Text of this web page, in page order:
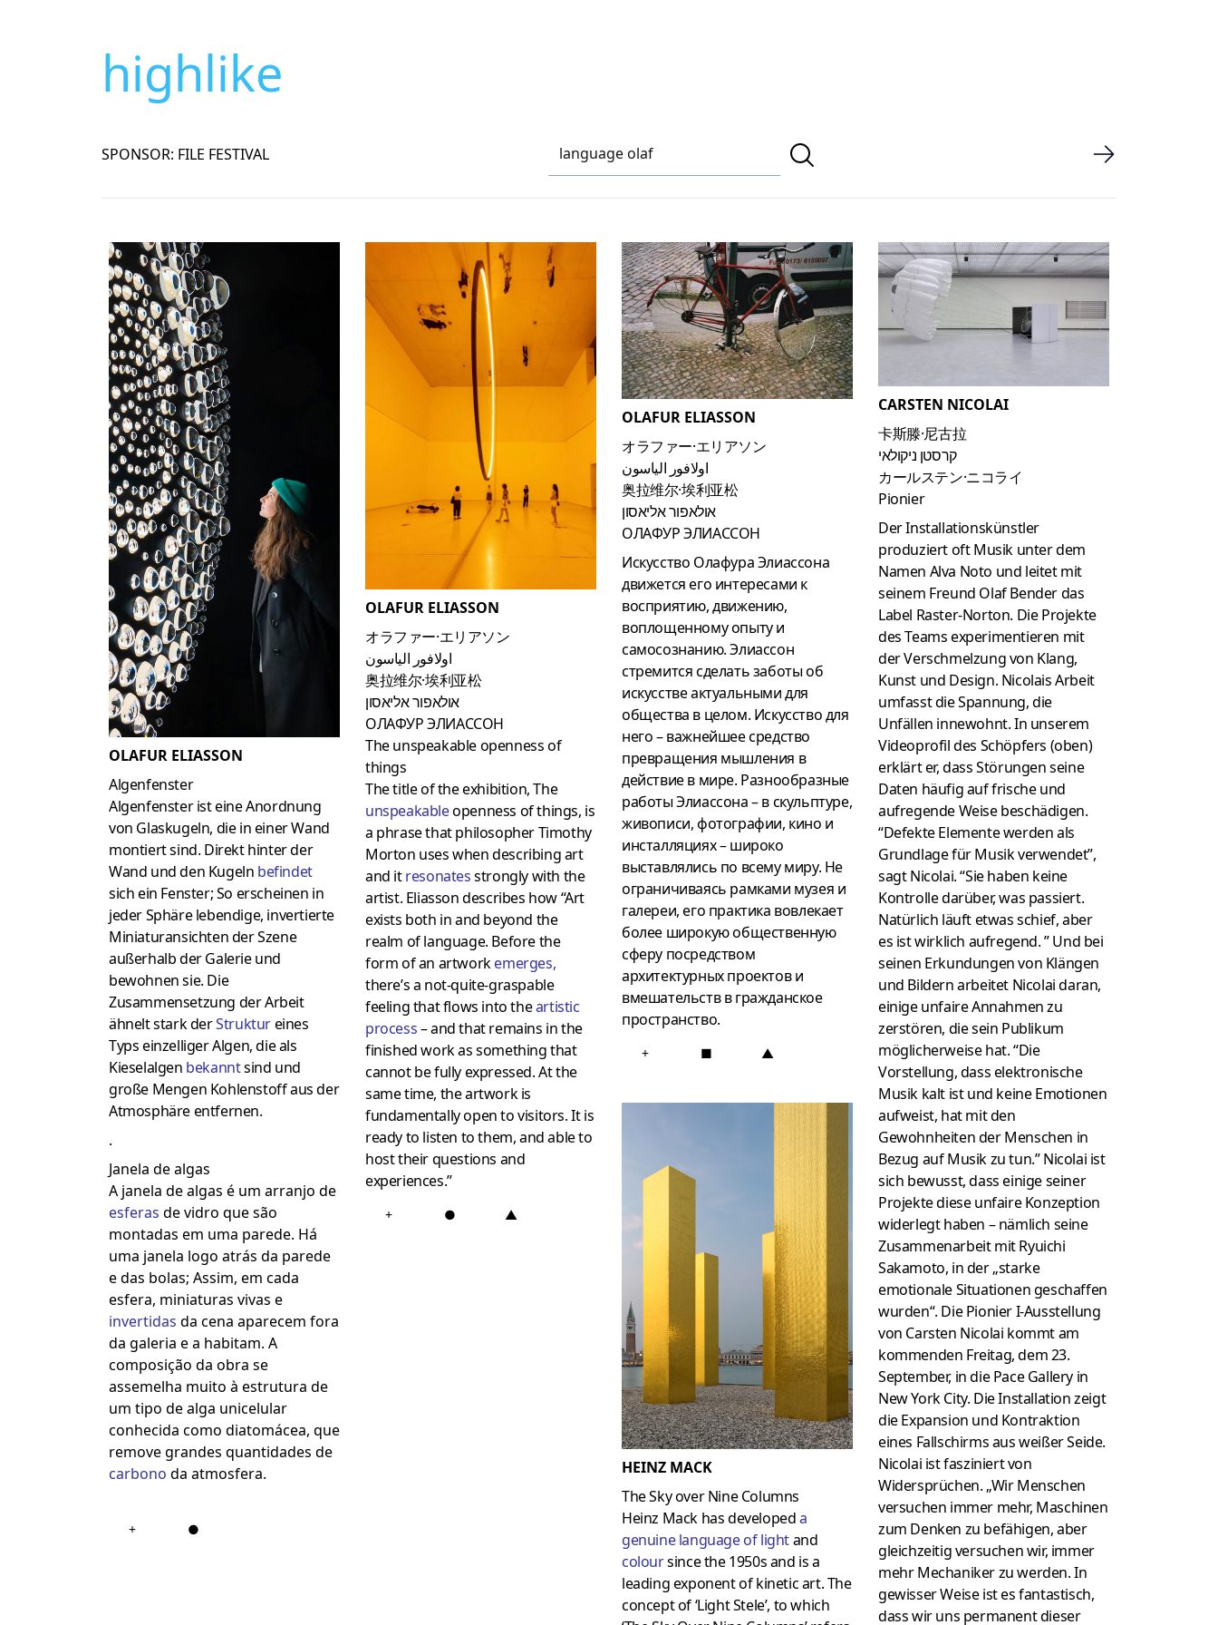
highlike
SPONSOR: FILE FESTIVAL
OLAFUR ELIASSON
Algenfenster
Algenfenster ist eine Anordnung
von Glaskugeln, die in einer Wand
montiert sind. Direkt hinter der
Wand und den Kugeln befindet
sich ein Fenster; So erscheinen in
jeder Sphäre lebendige, invertierte
Miniaturansichten der Szene
außerhalb der Galerie und
bewohnen sie. Die
Zusammensetzung der Arbeit
ähnelt stark derStruktureines
Typs einzelliger Algen, die als
Kieselalgen bekanntsind und
große Mengen Kohlenstoff aus der
Atmosphäre entfernen.
.
Janela de algas
A janela de algas é um arranjo de
esferas de vidro que são
montadas em uma parede. Há
uma janela logo atrás da parede
e das bolas; Assim, em cada
esfera, miniaturas vivas e
invertidas da cena aparecem fora
da galeria e a habitam. A
composição da obra se
assemelha muito à estrutura de
um tipo de alga unicelular
conhecida como diatomácea, que
remove grandes quantidades de
carbono da atmosfera.
+ ●
OLAFUR ELIASSON
オラファー·エリアソン
اولافور الياسون
奥拉维尔·埃利亚松
אולאפור אליאסון
ОЛАФУР ЭЛИАССОН
The unspeakable openness of
things
The title of the exhibition, The
unspeakableopenness of things, is
a phrase that philosopher Timothy
Morton uses when describing art
and itresonatesstrongly with the
artist. Eliasson describes how “Art
exists both in and beyond the
realm of language. Before the
form of an artworkemerges,
there’s a not-quite-graspable
feeling that flows into theartistic
process– and that remains in the
finished work as something that
cannot be fully expressed. At the
same time, the artwork is
fundamentally open to visitors. It is
ready to listen to them, and able to
host their questions and
experiences.”
+ ● ▲
OLAFUR ELIASSON
オラファー·エリアソン
اولافور الياسون
奥拉维尔·埃利亚松
אולאפור אליאסון
ОЛАФУР ЭЛИАССОН
Искусство Олафура Элиассона
движется его интересами к
восприятию, движению,
воплощенному опыту и
самосознанию.Элиассон
стремится сделать заботы об
искусстве актуальными для
общества в целом. Искусство для
него – важнейшее средство
превращения мышления в
действие в мире. Разнообразные
работы Элиассона – в скульптуре,
живописи, фотографии, кино и
инсталляциях – широко
выставлялись по всему миру. Не
ограничиваясь рамками музея и
галереи, его практика вовлекает
более широкую общественную
сферу посредством
архитектурных проектов и
вмешательств в гражданское
пространство.
+ ■ ▲
HEINZ MACK
The Sky over Nine Columns
Heinz Mack has developeda
genuine language of lightand
coloursince the 1950s and is a
leading exponent of kinetic art. The
concept of ‘Light Stele’, to which
CARSTEN NICOLAI
卡斯滕·尼古拉
קרסטן ניקולאי
カールステン·ニコライ
Pionier
Der Installationskünstler
produziert oft Musik unter dem
Namen Alva Noto und leitet mit
seinem Freund Olaf Bender das
Label Raster-Norton. Die Projekte
des Teams experimentieren mit
der Verschmelzung von Klang,
Kunst und Design. Nicolais Arbeit
umfasst die Spannung, die
Unfällen innewohnt. In unserem
Videoprofil des Schöpfers (oben)
erklärt er, dass Störungen seine
Daten häufig auf frische und
aufregende Weise beschädigen.
“Defekte Elemente werden als
Grundlage für Musik verwendet”,
sagt Nicolai. “Sie haben keine
Kontrolle darüber, was passiert.
Natürlich läuft etwas schief, aber
es ist wirklich aufregend. ” Und bei
seinen Erkundungen von Klängen
und Bildern arbeitet Nicolai daran,
einige unfaire Annahmen zu
zerstören, die sein Publikum
möglicherweise hat. “Die
Vorstellung, dass elektronische
Musik kalt ist und keine Emotionen
aufweist, hat mit den
Gewohnheiten der Menschen in
Bezug auf Musik zu tun.” Nicolai ist
sich bewusst, dass einige seiner
Projekte diese unfaire Konzeption
widerlegt haben – nämlich seine
Zusammenarbeit mit Ryuichi
Sakamoto, in der „starke
emotionale Situationen geschaffen
wurden“. Die Pionier I-Ausstellung
von Carsten Nicolai kommt am
kommenden Freitag, dem 23.
September, in die Pace Gallery in
New York City. Die Installation zeigt
die Expansion und Kontraktion
eines Fallschirms aus weißer Seide.
Nicolai ist fasziniert von
Widersprüchen. „Wir Menschen
versuchen immer mehr, Maschinen
zum Denken zu befähigen, aber
gleichzeitig versuchen wir, immer
mehr Mechaniker zu werden. In
gewisser Weise ist es fantastisch,
dass wir uns permanent dieser